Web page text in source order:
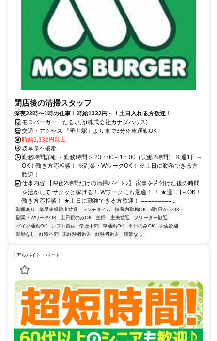
閉店後の清掃スタッフ
深夜23時〜1時の仕事！時給1332円～！土日入れる方歓迎！
モスバーガー たるい店(株式会社カナダハウス)
交通・アクセス 「垂井駅」より車で3分※車通勤OK
時給1,332円以上
岐阜県不破郡
勤務時間詳細 ＜勤務時間＞ 23：00～1：00（実働2時間） ※週1日～
OK！働き方応相談！ ※副業・WワークOK！ ※土日に勤務できる方
歓迎！
仕事内容 【深夜2時間だけの清掃バイト♪】 家事を片付けた後の時間
を活かして サクッと稼げる！ Wワークにも最適！ ！ ★週1日～OK！
働き方応相談！ ★土日に勤務できる方歓迎！ =========...
制服あり 業界未経験者歓迎 ランチタイム 扶養内勤務OK
週1日からOK
副業・WワークOK
土日祝のみOK 主婦・主夫歓迎
フリーター歓迎
バイク通勤OK
シフト自由 学歴不問 車通勤OK 平日のみOK
学生歓迎
転勤なし
経験不問 未経験者歓迎 経験者歓迎 残業なし
アルバイト・パート